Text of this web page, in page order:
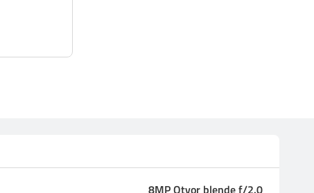
8MP Otvor blende f/2.0